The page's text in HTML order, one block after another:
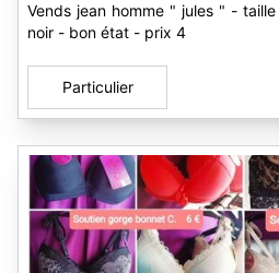
Vends jean homme " jules " -
noir - bon état - prix 4
Particulier